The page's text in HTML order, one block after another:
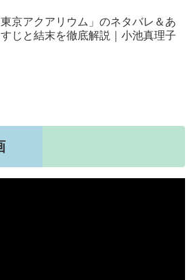
東京アクアリウム」のネタバレ＆あ
すじと結末を徹底解説｜小池真理子